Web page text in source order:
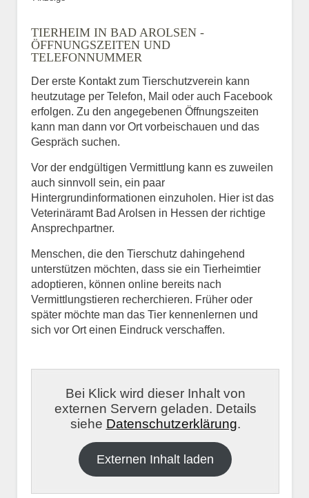
TIERHEIM IN BAD AROLSEN -
ÖFFNUNGSZEITEN UND
TELEFONNUMMER
Der erste Kontakt zum Tierschutzverein kann
heutzutage per Telefon, Mail oder auch Facebook
erfolgen. Zu den angegebenen Öffnungszeiten
kann man dann vor Ort vorbeischauen und das
Gespräch suchen.
Vor der endgültigen Vermittlung kann es zuweilen
auch sinnvoll sein, ein paar
Hintergrundinformationen einzuholen. Hier ist das
Veterinäramt Bad Arolsen in Hessen der richtige
Ansprechpartner.
Menschen, die den Tierschutz dahingehend
unterstützen möchten, dass sie ein Tierheimtier
adoptieren, können online bereits nach
Vermittlungstieren recherchieren. Früher oder
später möchte man das Tier kennenlernen und
sich vor Ort einen Eindruck verschaffen.
Bei Klick wird dieser Inhalt von
externen Servern geladen. Details
siehe Datenschutzerklärung.
Externen Inhalt laden